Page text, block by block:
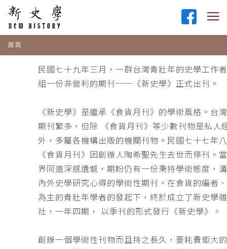
首頁
民國七十九年三月，一群台灣青壯年的史學工作
組一份非營利的期刊──《新史學》正式出刊。
《新史學》是繼承《食貨月刊》的學術風格。台
期刊繁多，但除 《食貨月刊》等少數刊物是私人
外，多屬各機構出版的機關刊物。民國七十七年
《食貨月刊》因創辦人陶希聖先生去世而停刊。
界同道深感遺憾，期盼仍有一份秉持學術態度，
內外史學研究心得的學術性期刊。在食貨的編者
為主的青壯年學者的發起下，終於成立了新史學
社，一年四期， 以季刊的形式發行《新史學》。
創辦一個學術性刊物而且持之長久，要耗費鉅大